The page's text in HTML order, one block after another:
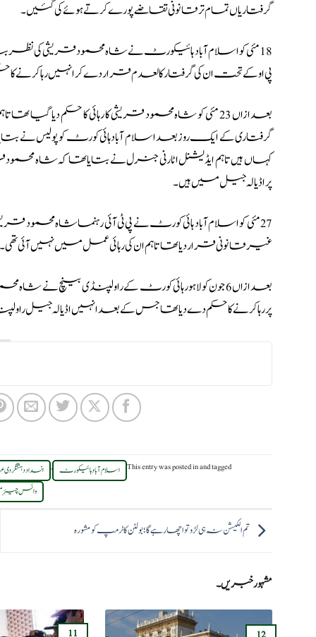
گرفتاریاں تمام تر قانونی تقاضے پورے کرتے ہوئے کی گئیں۔
پی او کے تحت ان کی گرفتار کالعدم قرار دے کر انہیں رہا کرنے کا
بعدازاں 23 مئی کو شاہ محمود قریشی کا رہائی کا حکم دیا
گرفتاری کے ایک روز بعد اسلام آباد ہائی کورٹ کو پولیس
کہاں ہیں تاہم ایڈیشنل اٹارنی جنرل نے بتایا تھا کہ شاہ
پر اڈیالہ جیل میں ہیں۔
27 مئی کو اسلام آباد ہائی کورٹ نے پی ٹی آئی رہنما شاہ محمود
غیر قانونی قرار دیا تھا تاہم ان کی رہائی عمل میں نہیں آئی تھی۔
بعدازاں 6 جون کو لاہور ہائی کورٹ کے راولپنڈی بینچ
پر رہا کرنے کا حکم دے دیا تھا جس کے بعد انہیں اڈیالہ جیل
This entry was posted inand tagged اسلام آباد ہائیکورٹ , انسداد
وائس
تم الکیشن نہ ہی لڑو تو اچھا رہے گا؛بولٹن کا ٹرمپ کو مشورہ
مشہور خبریں۔
11